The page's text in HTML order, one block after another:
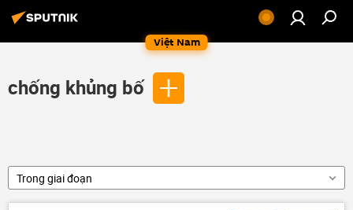
Việt Nam
chống khủng bố
Trong giai đoạn